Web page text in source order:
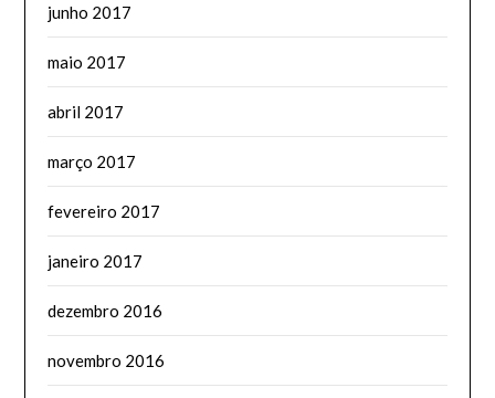
junho 2017
maio 2017
abril 2017
março 2017
fevereiro 2017
janeiro 2017
dezembro 2016
novembro 2016